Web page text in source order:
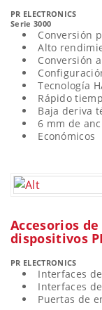
PR ELECTRONICS
Serie 3000
Conversión
Alto
Conversión
Tecnología
Rápido
Baja deriva
6 mm de
Económicos
Accesorios
dispositivos
PR ELECTRONICS
Interfaces
Interfaces
Puertas de